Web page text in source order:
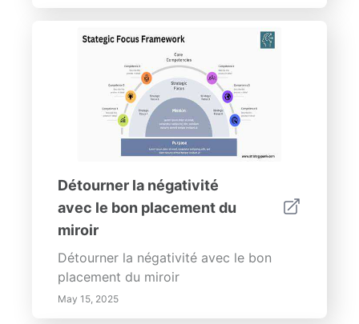
maison !
Détourner la négativité
avec le bon placement du
miroir
Détourner la négativité avec le bon
placement du miroir
May 15, 2025